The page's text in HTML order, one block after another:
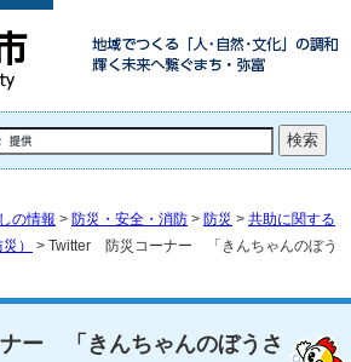
の情報 > 防災・安全・消防 > 防災 > 共助に関する
）
> Twitter 防災コーナー 「きんちゃんのぼう
ー 「きんちゃんのぼうさ